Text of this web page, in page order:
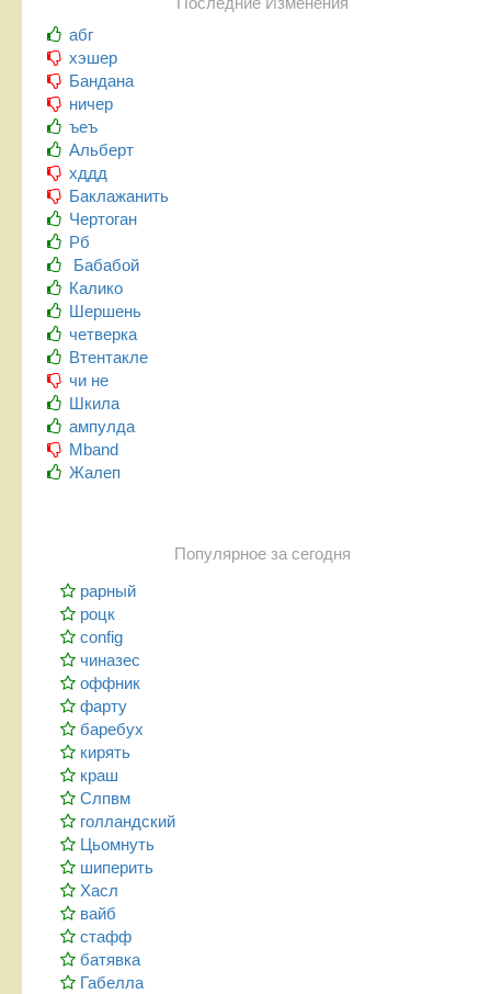
абг
хэшер
Бандана
ничер
ъеъ
Альберт
хддд
Баклажанить
Чертоган
Рб
Бабабой
Калико
Шершень
четверка
Втентакле
чи не
Шкила
ампулда
Mband
Жалеп
Популярное за сегодня
рарный
роцк
config
чиназес
оффник
фарту
баребух
кирять
краш
Слпвм
голландский
Цьомнуть
шиперить
Хасл
вайб
стафф
батявка
Габелла